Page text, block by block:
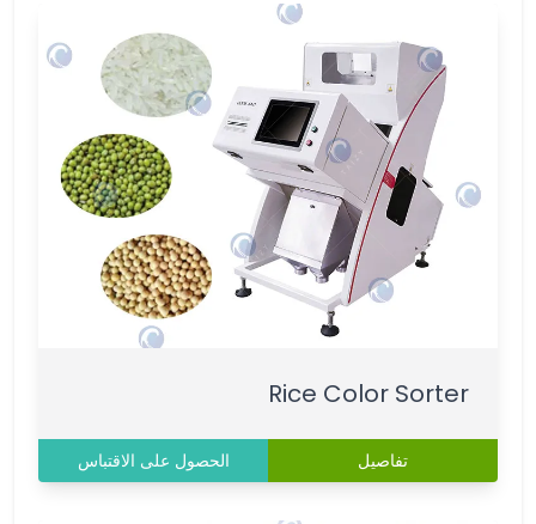
Rice Color Sorter
تفاصيل الحصول على الاقتباس